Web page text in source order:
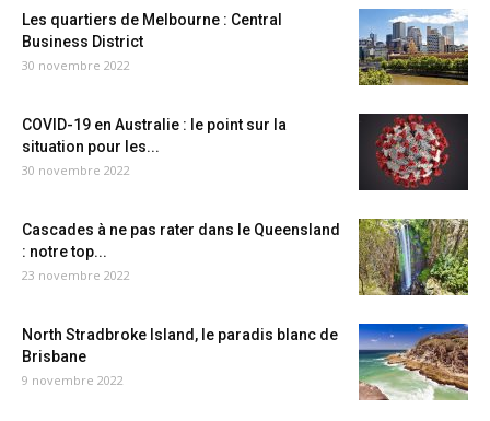
Les quartiers de Melbourne : Central
Business District
30 novembre 2022
COVID-19 en Australie : le point sur la
situation pour les...
30 novembre 2022
Cascades à ne pas rater dans le Queensland
: notre top...
23 novembre 2022
North Stradbroke Island, le paradis blanc de
Brisbane
9 novembre 2022